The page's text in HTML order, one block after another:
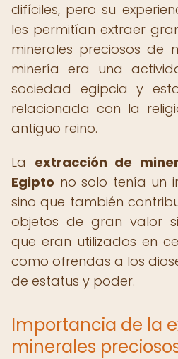
difíciles, pero su
les permitían extraer
minerales preciosos de
minería era una
sociedad egipcia y
relacionada con la
antiguo reino.
La extracción de
Egipto no solo tenía un
sino que también
objetos de gran valor
que eran utilizados en
como ofrendas a los
de estatus y poder.
Importancia de la
minerales